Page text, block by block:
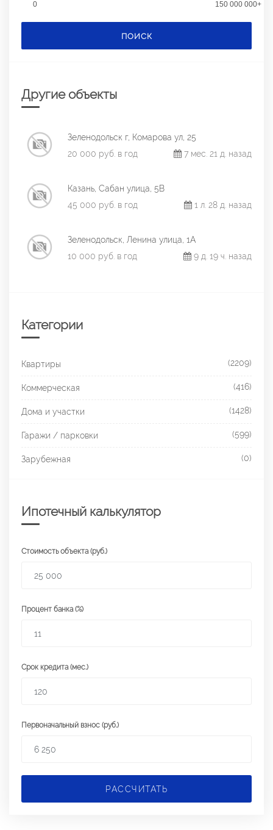
0 150 000 000+
ПОИСК
Другие объекты
Зеленодольск г, Комарова ул, 25
20 000 руб. в год
7 мес. 21 д. назад
Казань, Сабан улица, 5В
45 000 руб. в год
1 л. 28 д. назад
Зеленодольск, Ленина улица, 1А
10 000 руб. в год
9 д. 19 ч. назад
Категории
Квартиры (2209)
Коммерческая (416)
Дома и участки (1428)
Гаражи / парковки (599)
Зарубежная (0)
Ипотечный калькулятор
Стоимость объекта (руб.)
Процент банка (%)
Срок кредита (мес.)
Первоначальный взнос (руб.)
РАССЧИТАТЬ